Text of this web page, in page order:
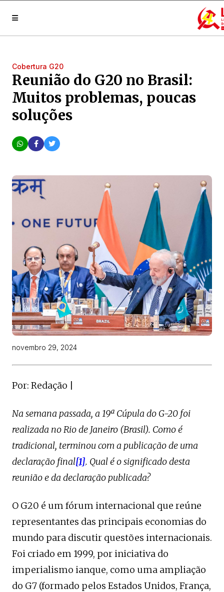
Cobertura G20
Reunião do G20 no Brasil:
Muitos problemas, poucas
soluções
novembro 29, 2024
Por: Redação |
Na semana passada, a 19ª Cúpula do G-20 foi
realizada no Rio de Janeiro (Brasil). Como é
tradicional, terminou com a publicação de uma
declaração final[1]. Qual é o significado desta
reunião e da declaração publicada?
O G20 é um fórum internacional que reúne
representantes das principais economias do
mundo para discutir questões internacionais.
Foi criado em 1999, por iniciativa do
imperialismo ianque, como uma ampliação
do G7 (formado pelos Estados Unidos, França,